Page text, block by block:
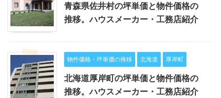
青森県佐井村の坪単価と物件価格の
推移。ハウスメーカー・工務店紹介
物件価格・坪単価の推移 北海道 厚岸町
北海道厚岸町の坪単価と物件価格の
推移。ハウスメーカー・工務店紹介